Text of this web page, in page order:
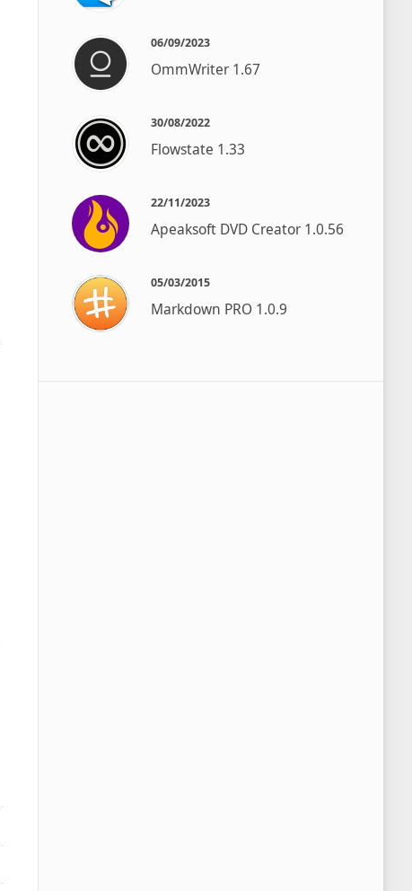
06/09/2023
OmmWriter 1.67
30/08/2022
Flowstate 1.33
22/11/2023
Apeaksoft DVD Creator 1.0.56
05/03/2015
Markdown PRO 1.0.9